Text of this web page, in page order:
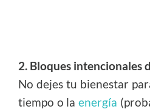
2. Bloques intencionales
No dejes tu bienestar
tiempo o laenergía